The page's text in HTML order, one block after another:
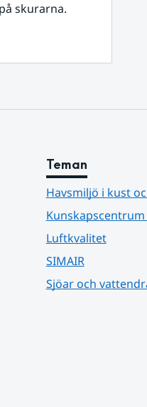
skurarna.
Teman
Havsmiljö i kust
Luftkvalitet
SIMAIR
Sjöar och